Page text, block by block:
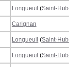
Longueuil (Saint-
Carignan
Longueuil (Saint-
Longueuil (Saint-